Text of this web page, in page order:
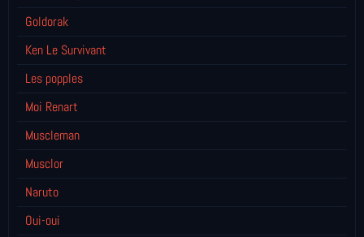
Goldorak
Ken Le Survivant
Les popples
Moi Renart
Muscleman
Musclor
Naruto
Oui-oui